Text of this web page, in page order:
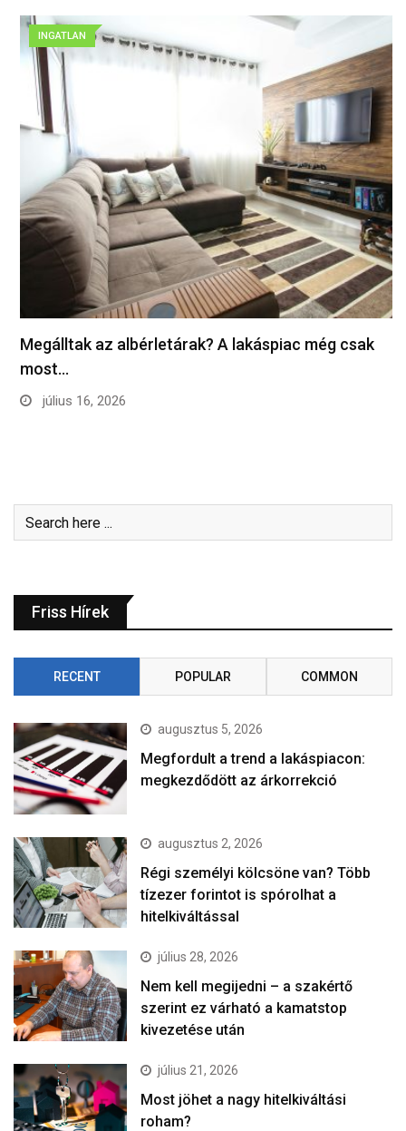
INGATLAN
Megálltak az albérletárak? A lakáspiac még csak
most…
július 16, 2026
Friss Hírek
RECENT POPULAR COMMON
augusztus 5, 2026
Megfordult a trend a lakáspiacon:
megkezdődött az árkorrekció
augusztus 2, 2026
Régi személyi kölcsöne van? Több
tízezer forintot is spórolhat a
hitelkiváltással
július 28, 2026
Nem kell megijedni – a szakértő
szerint ez várható a kamatstop
kivezetése után
július 21, 2026
Most jöhet a nagy hitelkiváltási
roham?